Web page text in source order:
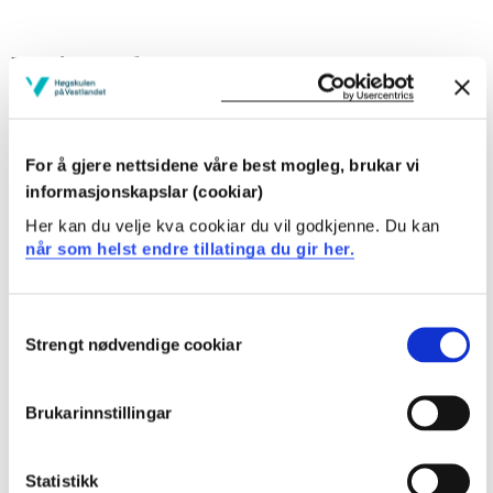
For å gjere nettsidene våre best mogleg, brukar vi
informasjonskapslar (cookiar)
Her kan du velje kva cookiar du vil godkjenne. Du kan
når som helst endre tillatinga du gir her.
Selection
Strengt nødvendige cookiar
Brukarinnstillingar
Statistikk
Læringsutbytte
Studenten
har generelt kunnskap om kraftsystem,
grunnleggjande elektriske kretsar og magnetiske
har kjennskap til HMS i planlegging og gjennomføring
av fornybare energianlegg
har kjennskap til konsesjonsprosessar
knytt opp mot fornybar energi